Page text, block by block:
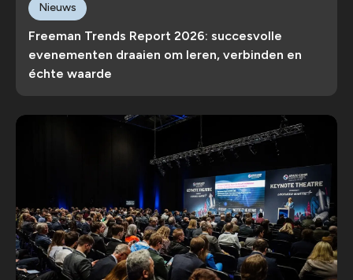
Freeman Trends Report 2026: succesvolle
evenementen draaien om leren, verbinden en
échte waarde
Nieuws